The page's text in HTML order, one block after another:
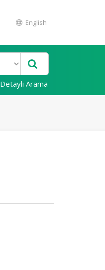
English
Detaylı Arama